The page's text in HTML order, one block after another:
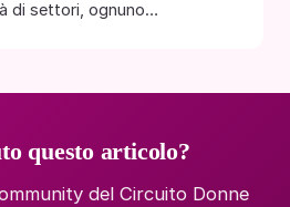
di settori, ognuno…
questo articolo?
del Circuito Donne